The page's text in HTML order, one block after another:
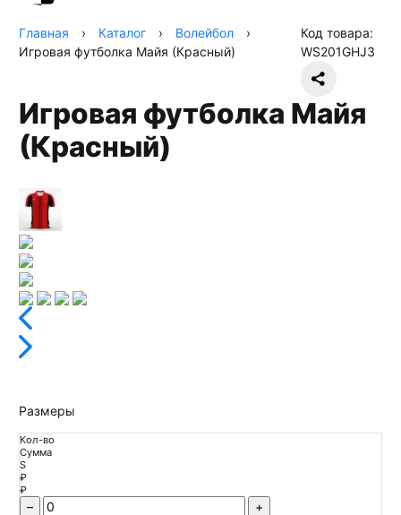
Главная › Каталог › Волейбол
›
Игровая футболка Майя (Красный)
Код товара:
WS201GHJ3
Игровая футболка Майя
(Красный)
Размеры
Кол-во
Сумма
S
₽
₽
– +